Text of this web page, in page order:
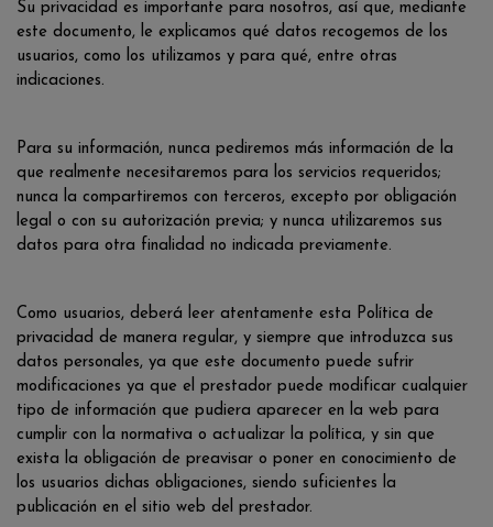
Su privacidad es importante para nosotros, así que, mediante
este documento, le explicamos qué datos recogemos de los
usuarios, como los utilizamos y para qué, entre otras
indicaciones.
Para su información, nunca pediremos más información de la
que realmente necesitaremos para los servicios requeridos;
nunca la compartiremos con terceros, excepto por obligación
legal o con su autorización previa; y nunca utilizaremos sus
datos para otra finalidad no indicada previamente.
Como usuarios, deberá leer atentamente esta Política de
privacidad de manera regular, y siempre que introduzca sus
datos personales, ya que este documento puede sufrir
modificaciones ya que el prestador puede modificar cualquier
tipo de información que pudiera aparecer en la web para
cumplir con la normativa o actualizar la política, y sin que
exista la obligación de preavisar o poner en conocimiento de
los usuarios dichas obligaciones, siendo suficientes la
publicación en el sitio web del prestador.